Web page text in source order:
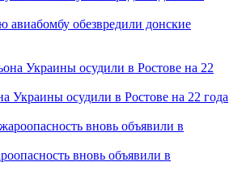
авиабомбу обезвредили донские
Украины осудили в Ростове на 22 года
вновь объявили в